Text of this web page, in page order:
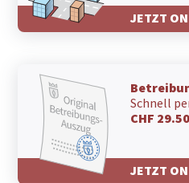
JETZT
Schnell
CHF 29.50
JETZT